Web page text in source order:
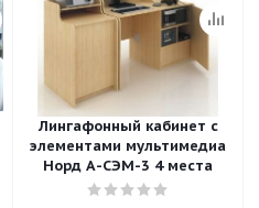
Лингафонный кабинет с
элементами мультимедиа
Норд А-СЭМ-3 4 места